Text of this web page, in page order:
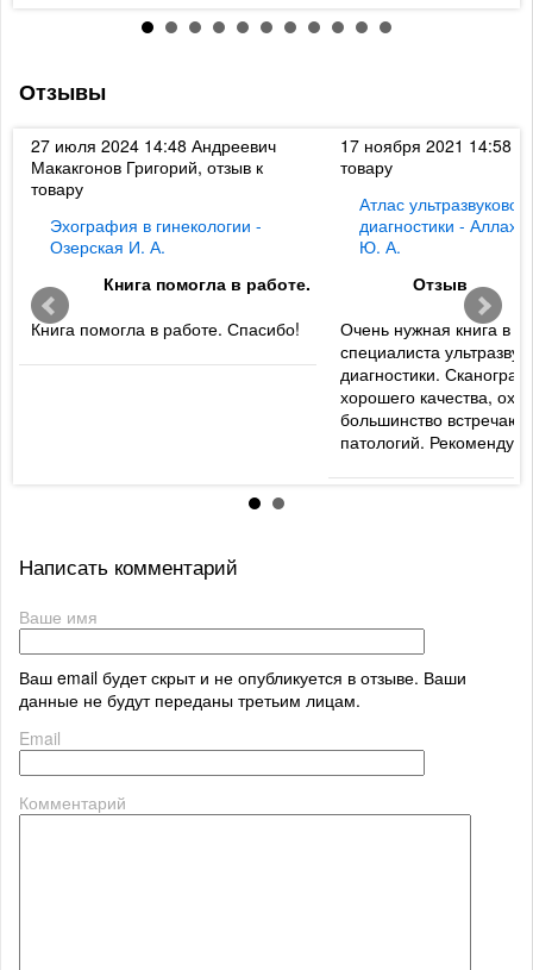
Отзывы
27 июля 2024 14:48 Андреевич
Макакгонов Григорий, отзыв к
товару
Эхография в гинекологии -
Озерская И. А.
Книга помогла в работе.
Книга помогла в работе. Спасибо!
17 ноября 2021 14:58
товару
Атлас ультразвуковой
диагностики -
Ю. А.
Отзыв
Очень нужная книга в
специалиста
диагностики.
хорошего качества,
большинство
патологий. Рекомендую
Написать комментарий
Ваше имя
Ваш email будет скрыт и не опубликуется в отзыве. Ваши
данные не будут переданы третьим лицам.
Email
Комментарий